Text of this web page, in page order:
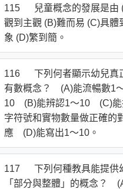
115 兒童概念的發展是由
觀到主觀 (B)難而易 (C)具體
象 (D)繁到簡。
116 下列何者顯示幼兒真
有數概念？ (A)能流暢數1
10 (B)能辨認1～10 (C)能
字符號和實物數量做正確的
應 (D)能寫出1～10。
117 下列何種教具能提供
「部分與整體」的概念？